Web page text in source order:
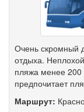
Очень скромный
отдыха.
пляжа менее 200
предпочитает
Маршрут: